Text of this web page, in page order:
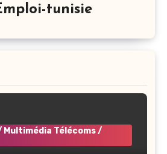
tunisie
Télécoms /